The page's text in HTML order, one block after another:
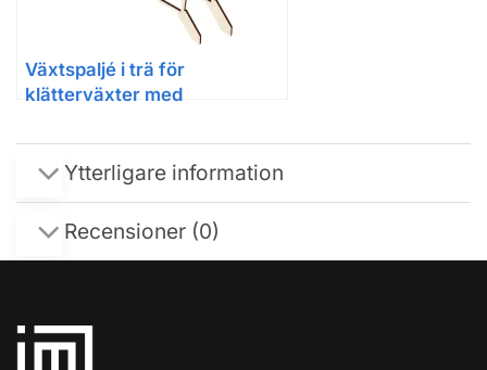
Växtspaljé i trä för
klätterväxter med
Ytterligare information
Recensioner (0)